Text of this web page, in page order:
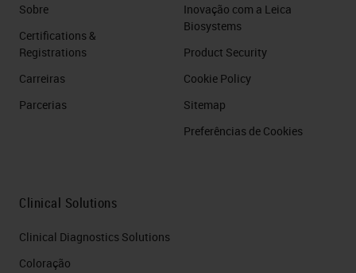
Sobre
Certifications &
Registrations
Carreiras
Parcerias
Inovação com a Leica
Biosystems
Product Security
Cookie Policy
Sitemap
Preferências de Cookies
Clinical Solutions
Clinical Diagnostics Solutions
Coloração